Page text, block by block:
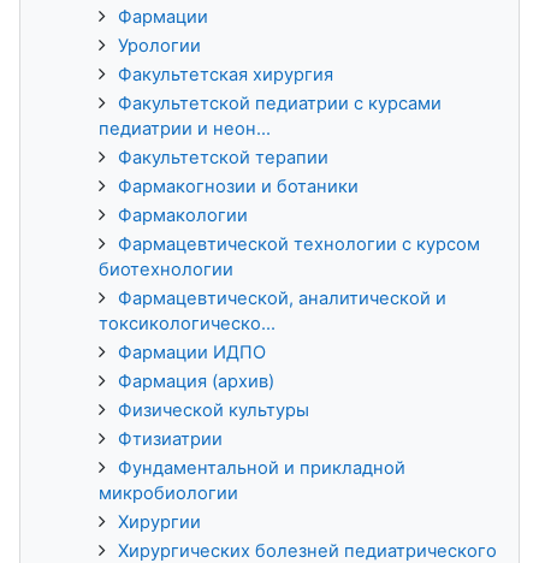
Фармации
Урологии
Факультетская хирургия
Факультетской педиатрии с курсами
педиатрии и неон...
Факультетской терапии
Фармакогнозии и ботаники
Фармакологии
Фармацевтической технологии с курсом
биотехнологии
Фармацевтической, аналитической и
токсикологическо...
Фармации ИДПО
Фармация (архив)
Физической культуры
Фтизиатрии
Фундаментальной и прикладной
микробиологии
Хирургии
Хирургических болезней педиатрического